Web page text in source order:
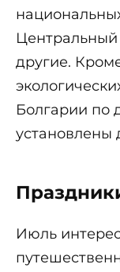
другие.
Болгарии по
установлены
Июль